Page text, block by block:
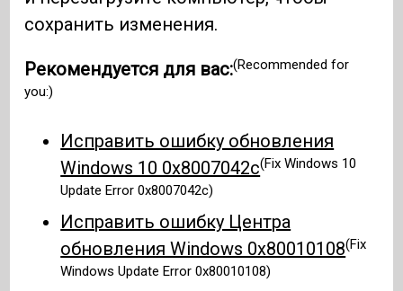
сохранить изменения.
Рекомендуется для вас:(Recommended for
you:)
Исправить ошибку обновления
Windows 10 0x8007042c(Fix Windows 10
Update Error 0x8007042c)
Исправить ошибку Центра
обновления Windows 0x80010108(Fix
Windows Update Error 0x80010108)